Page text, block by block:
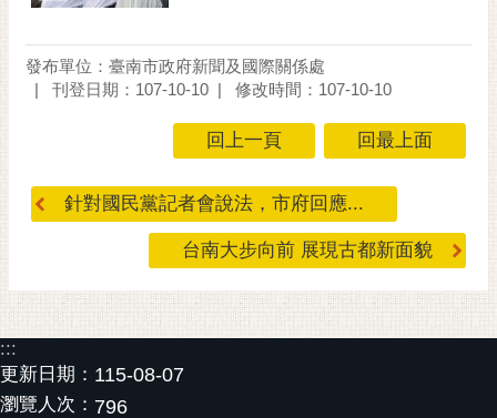
發布單位：臺南市政府新聞及國際關係處
刊登日期：107-10-10
修改時間：107-10-10
回上一頁 回最上面
針對國民黨記者會說法，市府回應...
台南大步向前 展現古都新面貌
:::
更新日期： 115-08-07
瀏覽人次： 796